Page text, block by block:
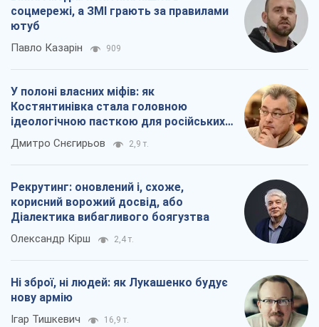
соцмережі, а ЗМІ грають за правилами
ютуб
Павло Казарін 909
У полоні власних міфів: як
Костянтинівка стала головною
ідеологічною пасткою для російських
окупантів
Дмитро Снєгирьов 2,9 т.
Рекрутинг: оновлений і, схоже,
корисний ворожий досвід, або
Діалектика вибагливого боягузтва
Олександр Кірш 2,4 т.
Ні зброї, ні людей: як Лукашенко будує
нову армію
Ігар Тишкевич 16,9 т.